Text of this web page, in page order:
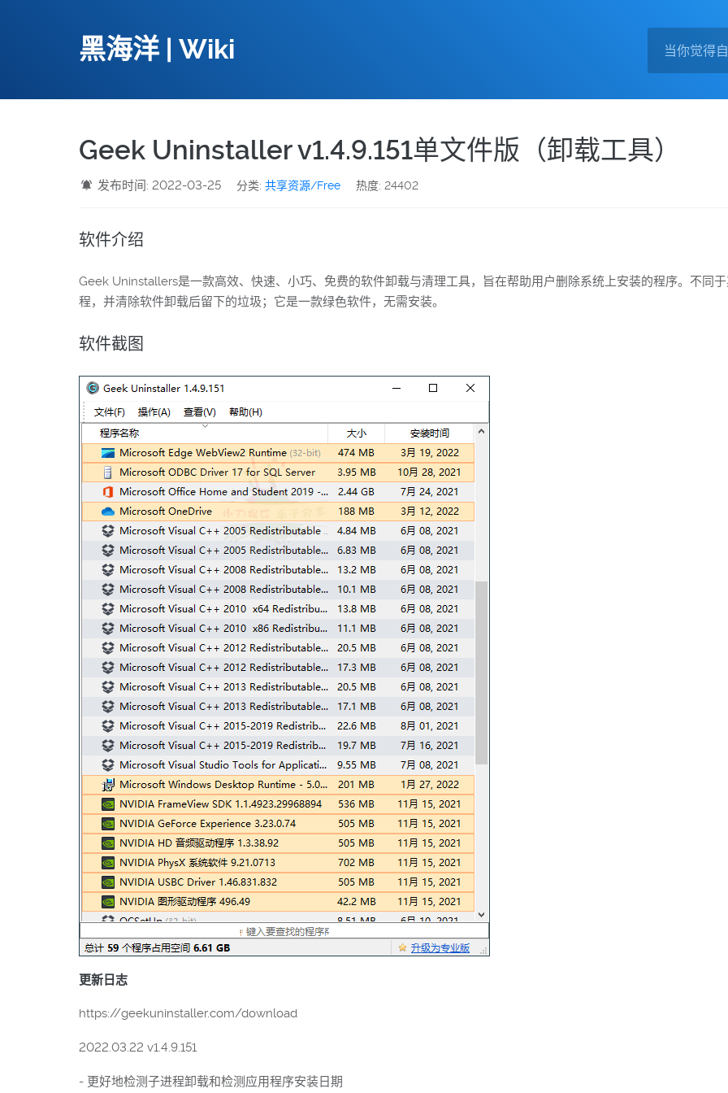
黑海洋 | Wiki
Geek Uninstaller v1.4.9.151单文件版（卸载工具）
发布时间: 2022-03-25 分类:共享资源/Free 热度: 24402
软件介绍
Geek Uninstallers是一款高效、快速、小巧、免费的软件卸载与清理工具，旨在帮助用户删除系统上安装的程序。不同
程，并清除软件卸载后留下的垃圾；它是一款绿色软件，无需安装。
软件截图
更新日志
https://geekuninstaller.com/download
2022.03.22 v1.4.9.151
- 更好地检测子进程卸载和检测应用程序安装日期